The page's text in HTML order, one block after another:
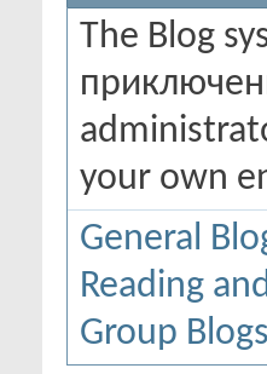
The Blog
your own
General
Reading
Group Blogs